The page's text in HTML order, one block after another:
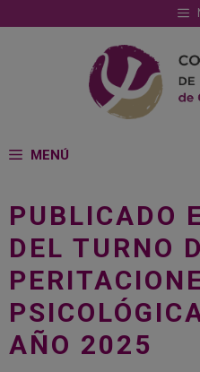
al
MENÚ
PUBLICADO
DEL TURNO
AÑO 2025